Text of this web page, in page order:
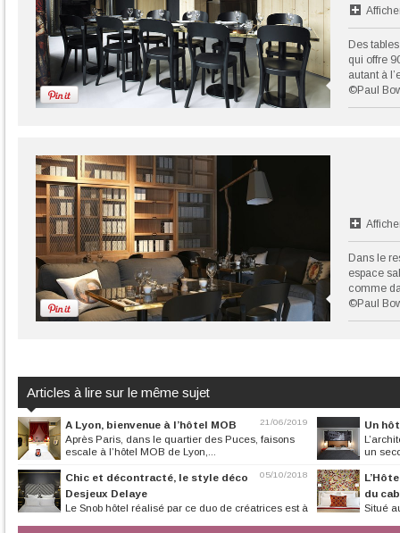
Des
qui offre
autant à
©Paul
Dans le
espace
comme
©Paul
Articles à lire sur le même sujet
21/06/2019
A Lyon, bienvenue à l’hôtel MOB
Après Paris, dans le quartier des Puces, faisons
escale à l’hôtel MOB de Lyon,...
Un
un
05/10/2018
Chic et décontracté, le style déco
Desjeux Delaye
Le Snob hôtel réalisé par ce duo de créatrices est à
du
Situé